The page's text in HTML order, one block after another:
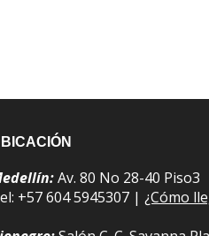
Av. 80 No 28-40 Piso3
+57 604 5945307 | ¿Cómo